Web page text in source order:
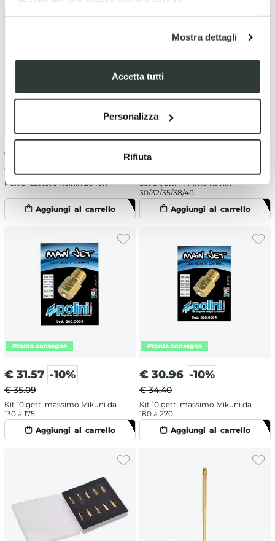
Mostra dettagli
Accetta tutti
Personalizza
Rifiuta
€
€ 9.36
Polverizzatore Keihin 20 fori
€
Set 5 getti minimo keihin
30/32/35/38/40
€ 31.57 -10%
€ 35.09
Kit 10 getti massimo Mikuni da
130 a 175
€ 30.96 -10%
€ 34.40
Kit 10 getti massimo Mikuni da
180 a 270